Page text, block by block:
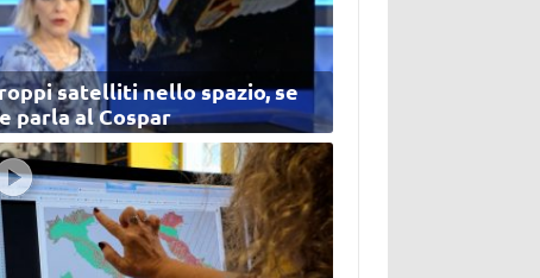
satelliti nello spazio, se
parla al Cospar